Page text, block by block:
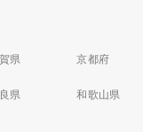
県 京都府
県 和歌山県